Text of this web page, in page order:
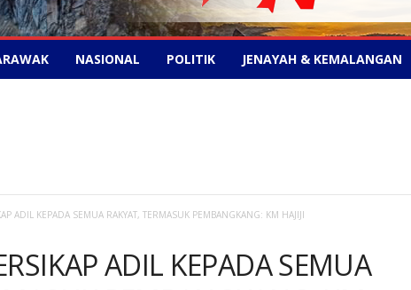
NASIONAL POLITIK JENAYAH & KEMALANGAN
ADIL KEPADA SEMUA RAKYAT, TERMASUK PEMBANGKANG: KM HAJIJI
ADIL KEPADA SEMUA